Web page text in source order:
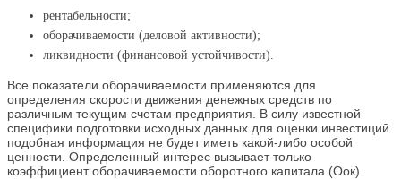
рентабельности;
оборачиваемости (деловой активности);
ликвидности (финансовой устойчивости).
Все показатели оборачиваемости применяются для
определения скорости движения денежных средств по
различным текущим счетам предприятия. В силу известной
специфики подготовки исходных данных для оценки инвестиций
подобная информация не будет иметь какой-либо особой
ценности. Определенный интерес вызывает только
коэффициент оборачиваемости оборотного капитала (Оок).